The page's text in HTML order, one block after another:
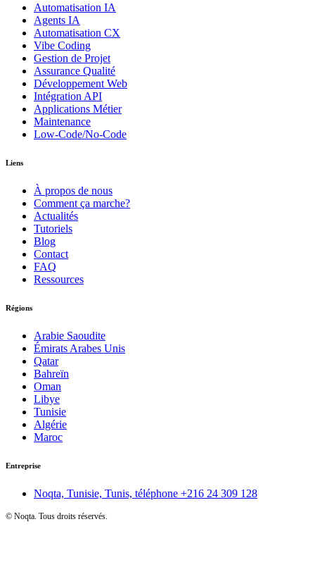
Automatisation IA
Agents IA
Automatisation CX
Vibe Coding
Gestion de Projet
Assurance Qualité
Développement Web
Intégration API
Applications Métier
Maintenance
Low-Code/No-Code
Liens
À propos de nous
Comment ça marche?
Actualités
Tutoriels
Blog
Contact
FAQ
Ressources
Régions
Arabie Saoudite
Émirats Arabes Unis
Qatar
Bahreïn
Oman
Libye
Tunisie
Algérie
Maroc
Entreprise
Noqta, Tunisie, Tunis, téléphone +216 24 309 128
© Noqta. Tous droits réservés.